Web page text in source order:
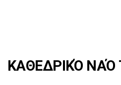
ΚΑΘΕΔΡΙΚΌ ΝΑΌ